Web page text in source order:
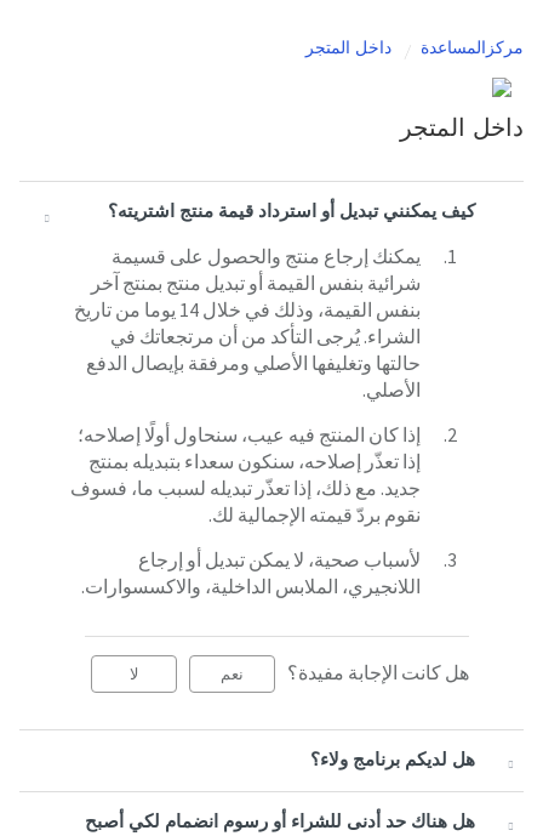
مركزالمساعدة داخل المتجر
داخل المتجر
كيف يمكنني تبديل أو استرداد قيمة منتج اشتريته؟
يمكنك إرجاع منتج والحصول على قسيمة
شرائية بنفس القيمة أو تبديل منتج بمنتج آخر
بنفس القيمة، وذلك في خلال 14 يوما من تاريخ
الشراء. يُرجى التأكد من أن مرتجعاتك في
حالتها وتغليفها الأصلي ومرفقة بإيصال الدفع
الأصلي.
إذا كان المنتج فيه عيب، سنحاول أولًا إصلاحه؛
إذا تعذّر إصلاحه، سنكون سعداء بتبديله بمنتج
جديد. مع ذلك، إذا تعذّر تبديله لسبب ما، فسوف
نقوم بردّ قيمته الإجمالية لك.
لأسباب صحية، لا يمكن تبديل أو إرجاع
اللانجيري، الملابس الداخلية، والاكسسوارات.
هل كانت الإجابة مفيدة؟ نعم لا
هل لديكم برنامج ولاء؟
هل هناك حد أدنى للشراء أو رسوم انضمام لكي أصبح